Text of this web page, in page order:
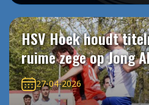
HSV Hoek houdt
ruime zege op Jong
27-04-2026